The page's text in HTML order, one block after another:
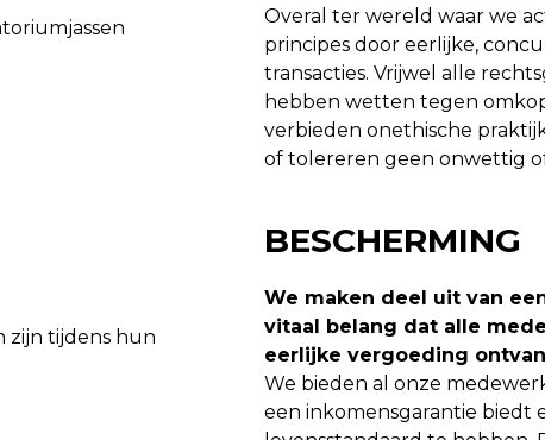
Overal ter wereld waar we
principes door eerlijke,
transacties. Vrijwel alle
hebben wetten tegen
verbieden onethische
of tolereren geen onwettig
BESCHERMING
We maken deel uit van
vitaal belang dat alle
eerlijke vergoeding
We bieden al onze
een inkomensgarantie biedt